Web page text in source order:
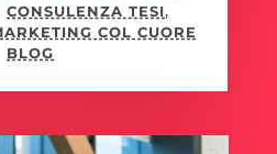
CONSULENZA TESI,
COL CUORE
BLOG